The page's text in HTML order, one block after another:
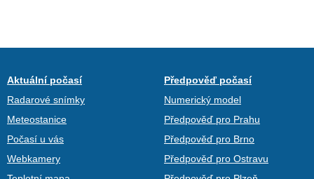
Aktuální počasí
Radarové snímky
Meteostanice
Počasí u vás
Webkamery
Předpověď počasí
Numerický model
Předpověď pro Prahu
Předpověď pro Brno
Předpověď pro Ostravu